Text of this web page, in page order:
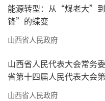
能源转型：从“煤老大”
锋”的蝶变
山西省人民政府
山西省人民代表大会常务
省第十四届人民代表大会
时间的决定
山西省人民政府